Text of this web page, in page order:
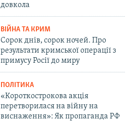
довкола
ВІЙНА ТА КРИМ
Сорок днів, сорок ночей. Про
результати кримської операції з
примусу Росії до миру
ПОЛІТИКА
«Короткострокова акція
перетворилася на війну на
виснаження»: Як пропаганда РФ